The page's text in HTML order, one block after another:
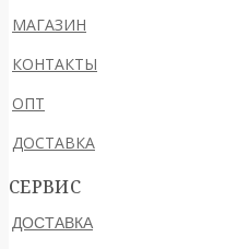
МАГАЗИН
КОНТАКТЫ
ОПТ
ДОСТАВКА
СЕРВИС
ДОСТАВКА